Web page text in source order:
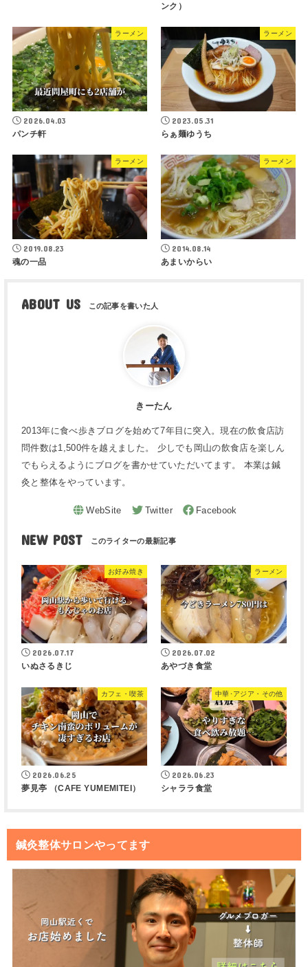
ンク）
ラーメン
2026.04.03
パンチ軒
ラーメン
2023.05.31
らぁ麺ゆうち
ラーメン
2019.08.23
魂の一品
ラーメン
2014.08.14
あまいからい
ABOUT US
きーたん
2013年に食べ歩きブログを始めて7年目に突入。現在の飲食店訪
問件数は1,500件を越えました。 少しでも岡山の飲食店を楽しん
でもらえるようにブログを書かせていただいてます。 本業は鍼
灸と整体をやっています。
NEW POST
お好み焼き
2026.07.17
いぬさるきじ
ラーメン
2026.07.02
あやづき食堂
カフェ・喫茶
2026.06.25
夢見亭 （CAFE YUMEMITEI）
中華･アジア・その他
2026.06.23
シャララ食堂
鍼灸整体サロンやってます